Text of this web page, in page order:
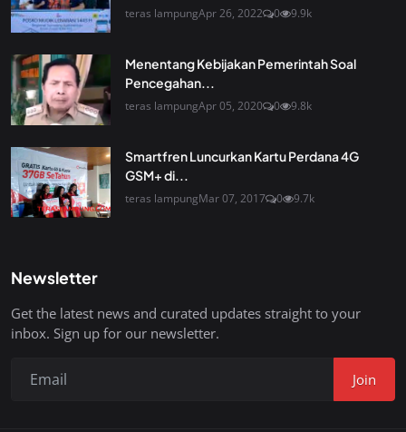
teras lampungApr 26, 2022 0 9.9k
Menentang Kebijakan Pemerintah Soal
Pencegahan...
teras lampungApr 05, 2020 0 9.8k
Smartfren Luncurkan Kartu Perdana 4G
GSM+ di...
teras lampungMar 07, 2017 0 9.7k
Newsletter
Get the latest news and curated updates straight to your
inbox. Sign up for our newsletter.
Join